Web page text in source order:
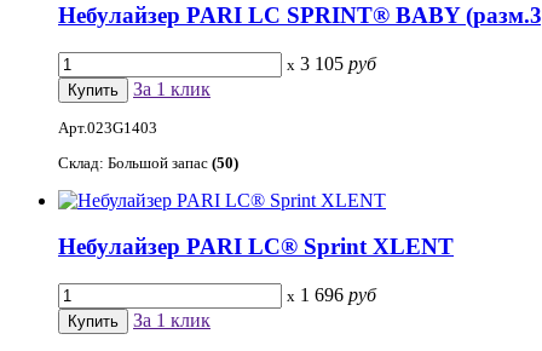
Небулайзер PARI LC SPRINT® BABY
x 3 105 руб
За 1 клик
Арт.023G1403
Склад: Большой запас (50)
Небулайзер PARI LC® Sprint XLENT
x 1 696 руб
За 1 клик